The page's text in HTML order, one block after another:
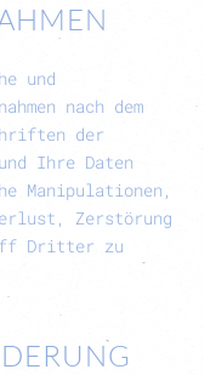
und
nach dem
der
Ihre Daten
Manipulationen,
Zerstörung
Dritter zu